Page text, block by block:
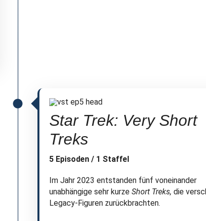
Star Trek: Very Short
Treks
5 Episoden / 1 Staffel
Im Jahr 2023 entstanden fünf voneinander
unabhängige sehr kurzeShort Treks, die
Legacy-Figuren zurückbrachten.